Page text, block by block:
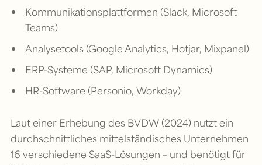
Kommunikationsplattformen (Slack, Microsoft
Teams)
Analysetools (Google Analytics, Hotjar, Mixpanel)
ERP-Systeme (SAP, Microsoft Dynamics)
HR-Software (Personio, Workday)
Laut einer Erhebung des BVDW (2024) nutzt ein
durchschnittliches mittelständisches Unternehmen
16 verschiedene SaaS-Lösungen – und benötigt für